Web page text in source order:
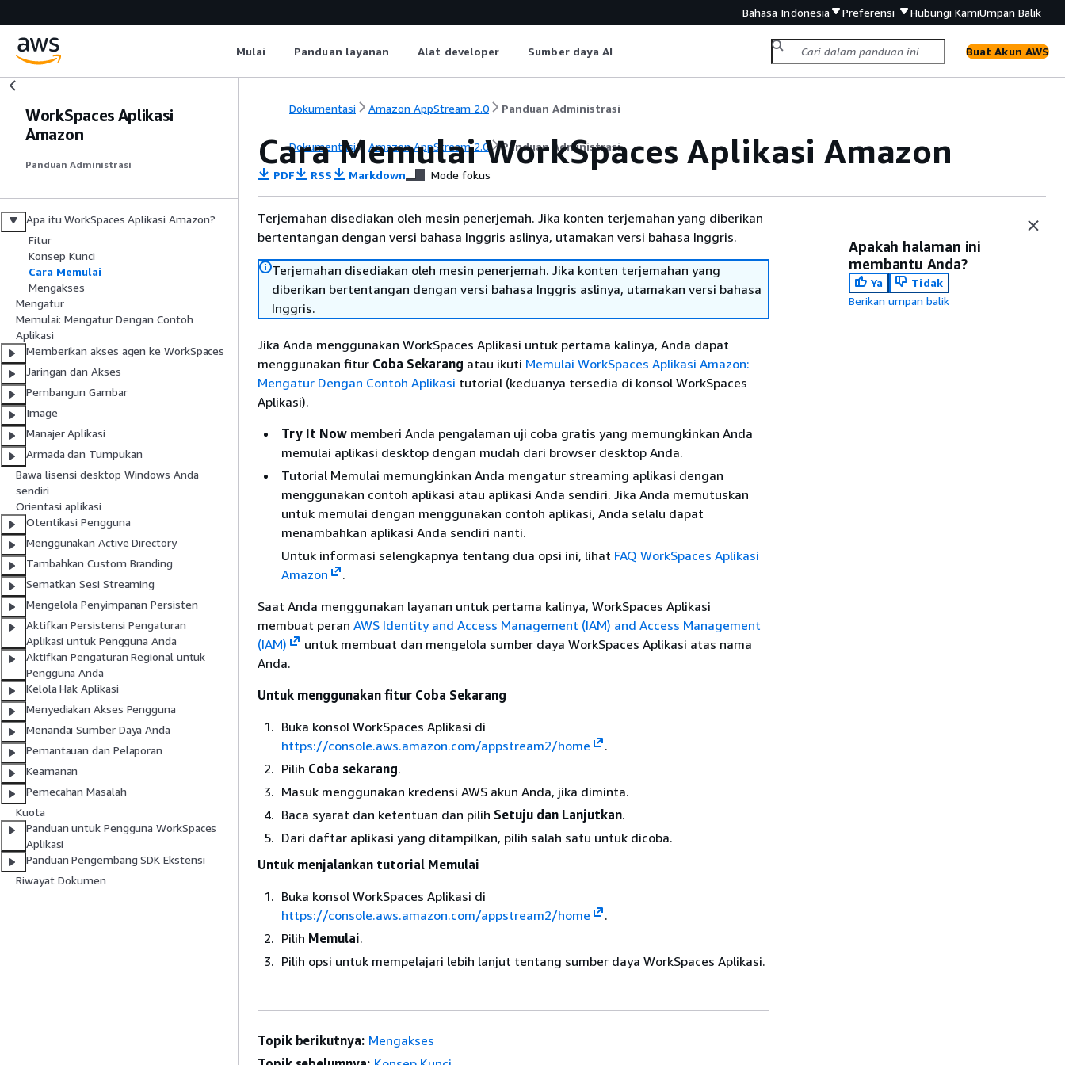
Bahasa Indonesia Preferensi Hubungi KamiUmpan Balik
Mulai Panduan layanan Alat developer Sumber daya AI Buat Akun AWS
WorkSpaces Aplikasi
Amazon
Panduan Administrasi
Apa itu WorkSpaces Aplikasi Amazon?
Fitur
Konsep Kunci
Cara Memulai
Mengakses
Mengatur
Memulai: Mengatur Dengan Contoh
Aplikasi
Memberikan akses agen ke WorkSpaces
Jaringan dan Akses
Pembangun Gambar
Image
Manajer Aplikasi
Armada dan Tumpukan
Bawa lisensi desktop Windows Anda
sendiri
Orientasi aplikasi
Otentikasi Pengguna
Menggunakan Active Directory
Tambahkan Custom Branding
Sematkan Sesi Streaming
Mengelola Penyimpanan Persisten
Aktifkan Persistensi Pengaturan
Aplikasi untuk Pengguna Anda
Aktifkan Pengaturan Regional untuk
Pengguna Anda
Kelola Hak Aplikasi
Menyediakan Akses Pengguna
Menandai Sumber Daya Anda
Pemantauan dan Pelaporan
Keamanan
Pemecahan Masalah
Kuota
Panduan untuk Pengguna WorkSpaces
Aplikasi
Panduan Pengembang SDK Ekstensi
Riwayat Dokumen
Dokumentasi Amazon AppStream 2.0 Panduan Administrasi
Dokumentasi Amazon AppStream 2.0 Panduan Administrasi
Cara Memulai WorkSpaces Aplikasi Amazon
PDF RSS Markdown Mode fokus
Terjemahan disediakan oleh mesin penerjemah. Jika konten terjemahan yang diberikan
bertentangan dengan versi bahasa Inggris aslinya, utamakan versi bahasa Inggris.
Terjemahan disediakan oleh mesin penerjemah. Jika konten terjemahan yang
diberikan bertentangan dengan versi bahasa Inggris aslinya, utamakan versi bahasa
Inggris.
Jika Anda menggunakan WorkSpaces Aplikasi untuk pertama kalinya, Anda dapat
menggunakan fitur Coba Sekarang atau ikuti Memulai WorkSpaces Aplikasi Amazon:
Mengatur Dengan Contoh Aplikasi tutorial (keduanya tersedia di konsol WorkSpaces
Aplikasi).
Try It Now memberi Anda pengalaman uji coba gratis yang memungkinkan Anda
memulai aplikasi desktop dengan mudah dari browser desktop Anda.
Tutorial Memulai memungkinkan Anda mengatur streaming aplikasi dengan
menggunakan contoh aplikasi atau aplikasi Anda sendiri. Jika Anda memutuskan
untuk memulai dengan menggunakan contoh aplikasi, Anda selalu dapat
menambahkan aplikasi Anda sendiri nanti.
Untuk informasi selengkapnya tentang dua opsi ini, lihat FAQ WorkSpaces Aplikasi
Amazon
.
Saat Anda menggunakan layanan untuk pertama kalinya, WorkSpaces Aplikasi
membuat peran AWS Identity and Access Management (IAM) and Access Management
(IAM)
untuk membuat dan mengelola sumber daya WorkSpaces Aplikasi atas nama
Anda.
Untuk menggunakan fitur Coba Sekarang
Buka konsol WorkSpaces Aplikasi di
https://console.aws.amazon.com/appstream2/home
.
Pilih Coba sekarang.
Masuk menggunakan kredensi AWS akun Anda, jika diminta.
Baca syarat dan ketentuan dan pilih Setuju dan Lanjutkan.
Dari daftar aplikasi yang ditampilkan, pilih salah satu untuk dicoba.
Untuk menjalankan tutorial Memulai
Buka konsol WorkSpaces Aplikasi di
https://console.aws.amazon.com/appstream2/home
.
Pilih Memulai.
Pilih opsi untuk mempelajari lebih lanjut tentang sumber daya WorkSpaces Aplikasi.
Apakah halaman ini
membantu Anda?
Ya
Tidak
Berikan umpan balik
Topik berikutnya: Mengakses